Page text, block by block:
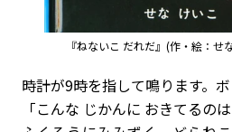
『ねないこ だれだ』(作・絵：せ
時計が9時を指して鳴ります。
「こんな じかんに おきてるの